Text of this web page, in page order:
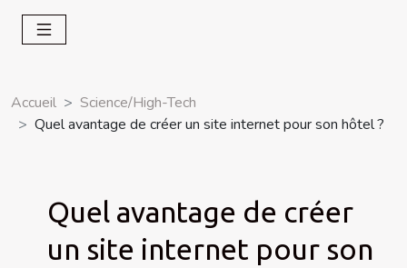
Accueil
Science/High-Tech
Quel avantage de créer un site internet pour son hôtel ?
Quel avantage de créer
un site internet pour son